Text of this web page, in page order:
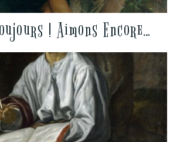
! Aimons Encore…